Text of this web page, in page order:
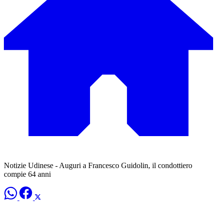
Notizie Udinese - Auguri a Francesco Guidolin, il condottiero
compie 64 anni